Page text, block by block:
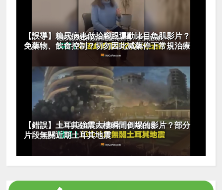
【誤導】糖尿病患做抬腳跟運動比目魚肌影片？
免藥物、飲食控制？切勿因此減藥停下常規治療
【錯誤】土耳其強震大樓瞬間倒塌的影片？部分
片段無關近期土耳其地震